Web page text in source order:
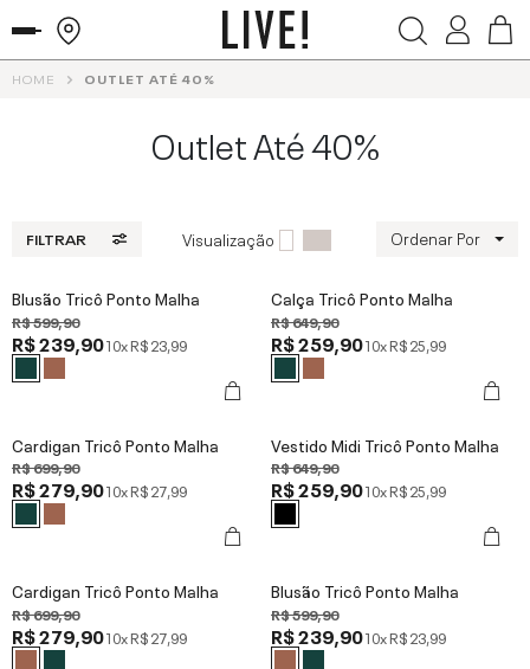
HOME OUTLET ATÉ 40%
Outlet Até 40%
FILTRAR Visualização Ordenar Por
Blusão Tricô Ponto Malha
R$ 599,90
R$ 239,9010xR$ 23,99
Calça Tricô Ponto Malha
R$ 649,90
R$ 259,9010xR$ 25,99
Cardigan Tricô Ponto Malha
R$ 699,90
R$ 279,9010xR$ 27,99
Vestido Midi Tricô Ponto Malha
R$ 649,90
R$ 259,9010xR$ 25,99
Cardigan Tricô Ponto Malha
R$ 699,90
R$ 279,9010xR$ 27,99
Blusão Tricô Ponto Malha
R$ 599,90
R$ 239,9010xR$ 23,99